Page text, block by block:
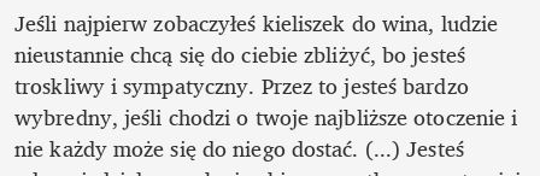
Jeśli najpierw zobaczyłeś kieliszek do wina, ludzie
nieustannie chcą się do ciebie zbliżyć, bo jesteś
troskliwy i sympatyczny. Przez to jesteś bardzo
wybredny, jeśli chodzi o twoje najbliższe otoczenie i
nie każdy może się do niego dostać. (...) Jesteś